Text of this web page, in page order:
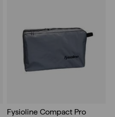
Fysioline Compact Pro